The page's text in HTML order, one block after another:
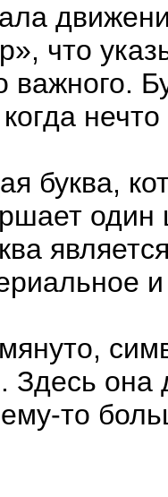
что
важного.
буква,
один
Здесь она
то